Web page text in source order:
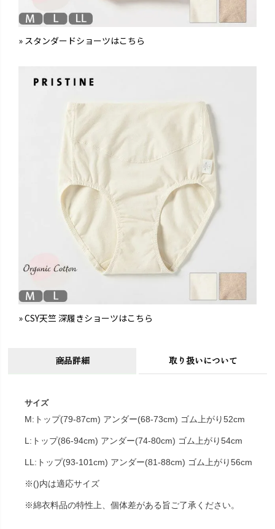
» スタンダードショーツはこちら
» CSY天竺 深履きショーツはこちら
商品詳細 取り扱いについて
サイズ
M:トップ(79-87cm) アンダー(68-73cm) ゴム上がり52cm
L:トップ(86-94cm) アンダー(74-80cm) ゴム上がり54cm
LL:トップ(93-101cm) アンダー(81-88cm) ゴム上がり56cm
※()内は適応サイズ
※綿衣料品の特性上、個体差がある旨ご了承ください。